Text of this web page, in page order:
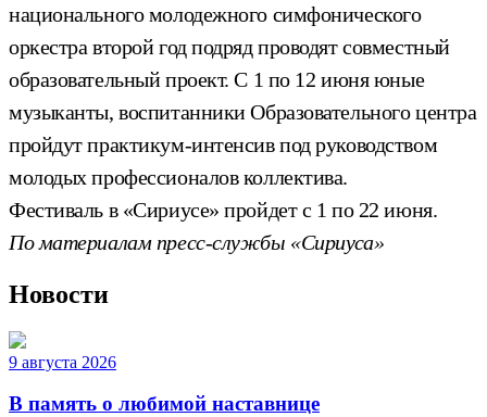
национального молодежного симфонического
оркестра второй год подряд проводят совместный
образовательный проект. С 1 по 12 июня юные
музыканты, воспитанники Образовательного центра
пройдут практикум-интенсив под руководством
молодых профессионалов коллектива.
Фестиваль в «Сириусе» пройдет с 1 по 22 июня.
По материалам пресс-службы «Сириуса»
Новости
9 августа 2026
В память о любимой наставнице